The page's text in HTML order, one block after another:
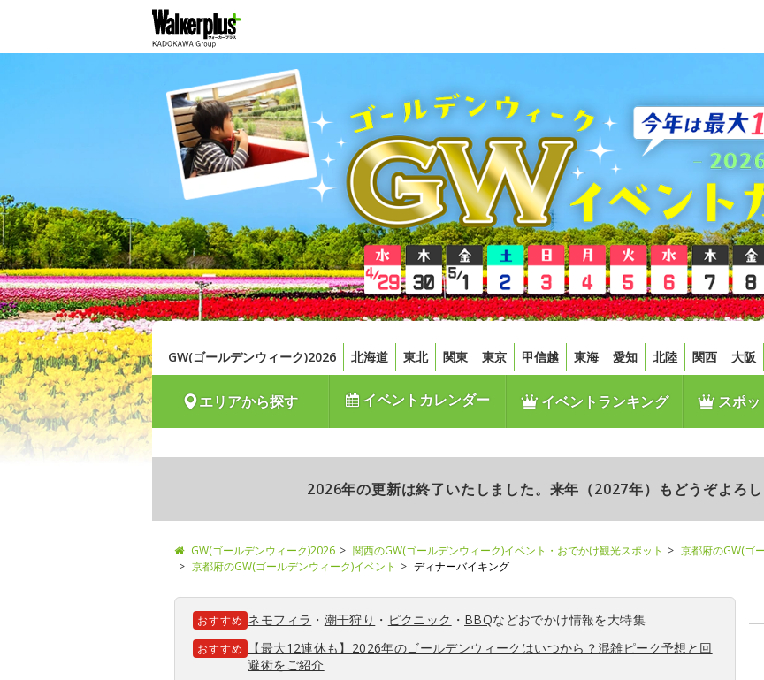
GW(ゴールデンウィーク)2026 北海道 東北 関東 東京 甲信越 東海 愛知 北陸 関西 大阪
エリアから探す イベントカレンダー イベントランキング スポッ
2026年の更新は終了いたしました。来年（2027年）もどうぞよろし
GW(ゴールデンウィーク)2026 関西のGW(ゴールデンウィーク)イベント・おでかけ観光スポット
京都府のGW(ゴ
京都府のGW(ゴールデンウィーク)イベント
ディナーバイキング
おすすめ ネモフィラ ・ 潮干狩り ・ ピクニック ・ BBQなどおでかけ情報を大特集
おすすめ
【最大12連休も】2026年のゴールデンウィークはいつから？混雑ピーク予想と回
避術をご紹介